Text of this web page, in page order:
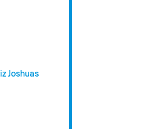
Joshuas